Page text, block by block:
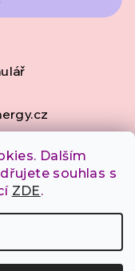
Dalším
souhlas s
ZDE.